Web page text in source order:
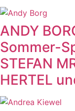
ANDY
Sommer-
STEFAN
HERTEL